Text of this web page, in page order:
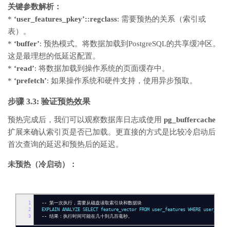
关键参数解析：
* ‘user_features_pkey’::regclass: 需要预热的关系（索引或
表）。
* ‘buffer’: 预热模式。将数据加载到PostgreSQL的共享缓冲区。
这是最理想的低延迟配置。
* ‘read’: 将数据加载到操作系统的页面缓存中。
* ‘prefetch’: 如果操作系统和硬件支持，使用异步预取。
步骤 3.3: 验证预热效果
预热完成后，我们可以观察数据库日志或使用 pg_buffercache
扩展来确认索引页是否已加载。更直接的方式是比较冷启动后
首次查询的延迟和预热后的延迟。
未预热（冷启动）：
1
2
3
-- 第一次执行，需要从磁盘读取索引块和数据块
EXPLAIN ANALYZE SELECT feature_vector FROM user_features WHERE user_id
-- 结果：执行时间可能在几十到几百毫秒。